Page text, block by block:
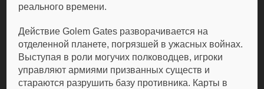
реального времени.
Действие Golem Gates разворачивается на
отделенной планете, погрязшей в ужасных войнах.
Выступая в роли могучих полководцев, игроки
управляют армиями призванных существ и
стараются разрушить базу противника. Карты в